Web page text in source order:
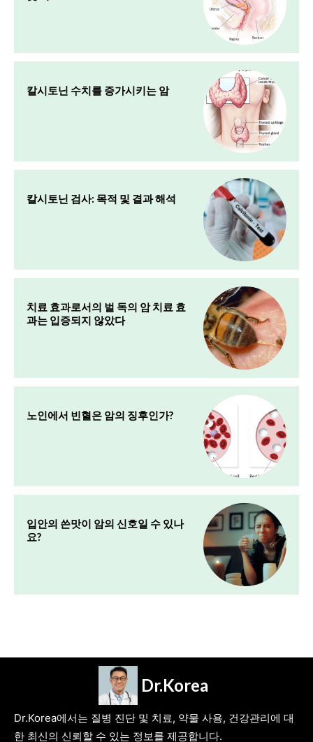
칼시토닌 수치를 증가시키는 암
칼시토닌 검사: 목적 및 결과 해석
치료 효과로서의 벌 독의 암 치료 효
과는 입증되지 않았다
노인에서 빈혈은 암의 징후인가?
입안의 쓴맛이 암의 신호일 수 있나
요?
Dr.Korea
Dr.Korea에서는 질병 진단 및 치료, 약물 사용, 건강관리에 대
한 최신의 신뢰할 수 있는 정보를 제공합니다.